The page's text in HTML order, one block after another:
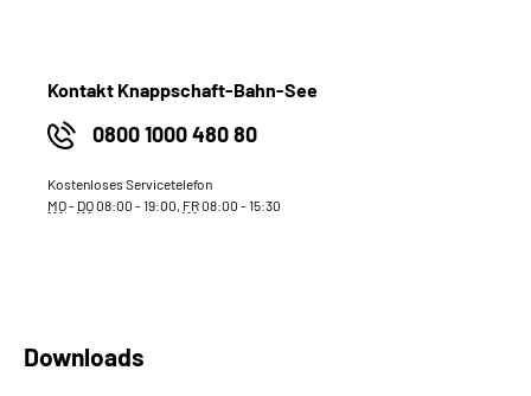
Kontakt Knappschaft-Bahn-See
0800 1000 480 80
Kostenloses Servicetelefon
MO- DO08:00 - 19:00, FR08:00 - 15:30
Downloads